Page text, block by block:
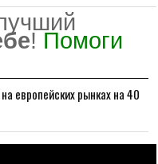
! Помоги
европейских рынках на 40